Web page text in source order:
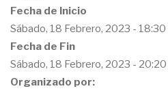
Fecha de Inicio
Sábado, 18 Febrero, 2023 - 18:30
Fecha de Fin
Sábado, 18 Febrero, 2023 - 20:20
Organizado por: